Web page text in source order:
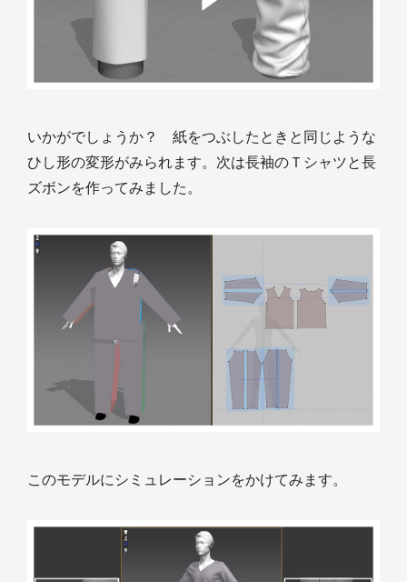
いかがでしょうか？ 紙をつぶしたときと同じような
ひし形の変形がみられます。次は長袖のＴシャツと長
ズボンを作ってみました。
このモデルにシミュレーションをかけてみます。